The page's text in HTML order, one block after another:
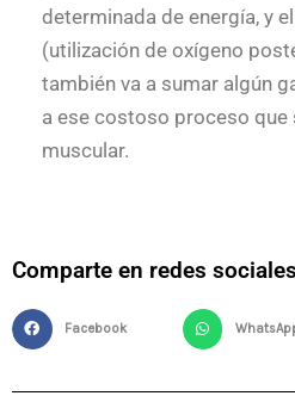
determinada de energía, y
(utilización de oxígeno
también va a sumar algún
a ese costoso proceso que
muscular.
Comparte en redes sociales
Facebook